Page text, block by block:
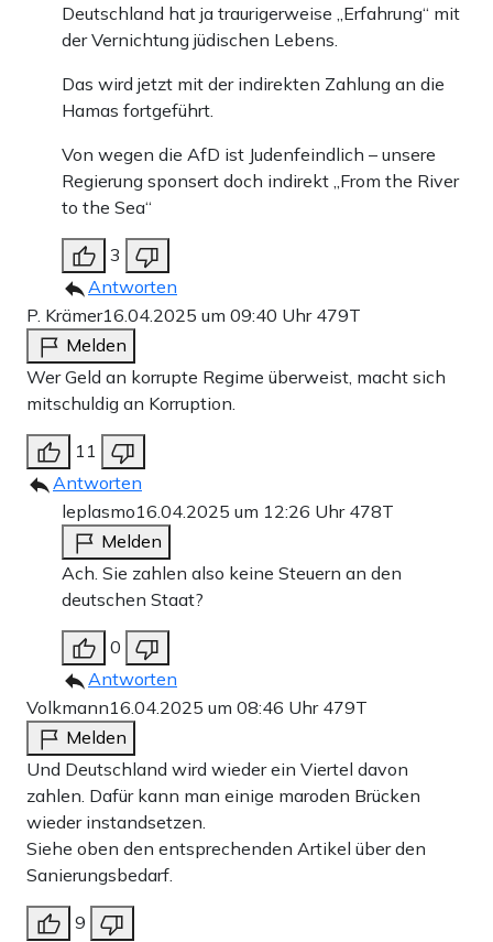
Deutschland hat ja traurigerweise „Erfahrung“ mit
der Vernichtung jüdischen Lebens.
Das wird jetzt mit der indirekten Zahlung an die
Hamas fortgeführt.
Von wegen die AfD ist Judenfeindlich – unsere
Regierung sponsert doch indirekt „From the River
to the Sea“
3
Antworten
P. Krämer16.04.2025 um 09:40 Uhr 479T
Melden
Wer Geld an korrupte Regime überweist, macht sich
mitschuldig an Korruption.
11
Antworten
leplasmo16.04.2025 um 12:26 Uhr 478T
Melden
Ach. Sie zahlen also keine Steuern an den
deutschen Staat?
0
Antworten
Volkmann16.04.2025 um 08:46 Uhr 479T
Melden
Und Deutschland wird wieder ein Viertel davon
zahlen. Dafür kann man einige maroden Brücken
wieder instandsetzen.
Siehe oben den entsprechenden Artikel über den
Sanierungsbedarf.
9